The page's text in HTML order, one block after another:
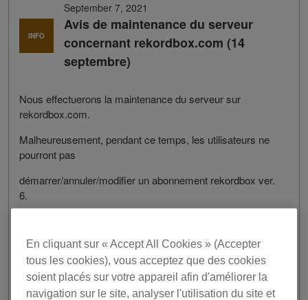
INFO
September 7, 2021
Avis de maintenance du serveur
concernant rekordbox.com (14
septembre)
Nous effectuerons la maintenance du serveur sur
rekordbox.com.
Malheureusement, pendant ce temps, les utilisateurs ne
pourront pas
démarrer/annuler/modifier un abonnement rekordbox ver.
6.
14 septembre 2021 / De 8h30 à 16h30 UTC
Veuillez nous excuser pour les désagréments que cela
pourrait causer.
En cliquant sur « Accept All Cookies » (Accepter
tous les cookies), vous acceptez que des cookies
soient placés sur votre appareil afin d'améliorer la
navigation sur le site, analyser l'utilisation du site et